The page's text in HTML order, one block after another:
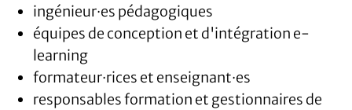
ingénieur·es pédagogiques
équipes de conception et d'intégration e-
learning
formateur·rices et enseignant·es
responsables formation et gestionnaires de